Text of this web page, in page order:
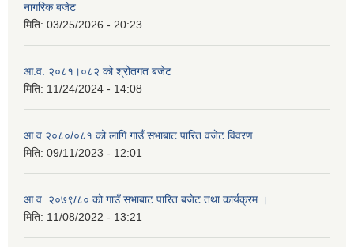
नागरिक बजेट
मिति: 03/25/2026 - 20:23
आ.व. २०८१।०८२ को श्रोतगत बजेट
मिति: 11/24/2024 - 14:08
आ व २०८०/०८१ को लागि गाउँ सभाबाट पारित वजेट विवरण
मिति: 09/11/2023 - 12:01
आ.व. २०७९/८० को गाउँ सभाबाट पारित बजेट तथा कार्यक्रम ।
मिति: 11/08/2022 - 13:21